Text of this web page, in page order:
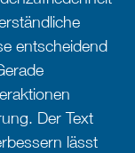
entscheidend
Der Text
lässt